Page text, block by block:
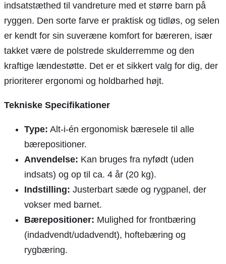
indsatstæthed til vandreture med et større barn på
ryggen. Den sorte farve er praktisk og tidløs, og selen
er kendt for sin suveræne komfort for bæreren, især
takket være de polstrede skulderremme og den
kraftige lændestøtte. Det er et sikkert valg for dig, der
prioriterer ergonomi og holdbarhed højt.
Tekniske Specifikationer
Type: Alt-i-én ergonomisk bæresele til alle
bærepositioner.
Anvendelse: Kan bruges fra nyfødt (uden
indsats) og op til ca. 4 år (20 kg).
Indstilling: Justerbart sæde og rygpanel, der
vokser med barnet.
Bærepositioner: Mulighed for frontbæring
(indadvendt/udadvendt), hoftebæring og
rygbæring.